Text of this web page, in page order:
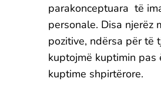
parakonceptuara të
personale. Disa njerëz
pozitive, ndërsa për të
kuptojmë kuptimin pas
kuptime shpirtërore.